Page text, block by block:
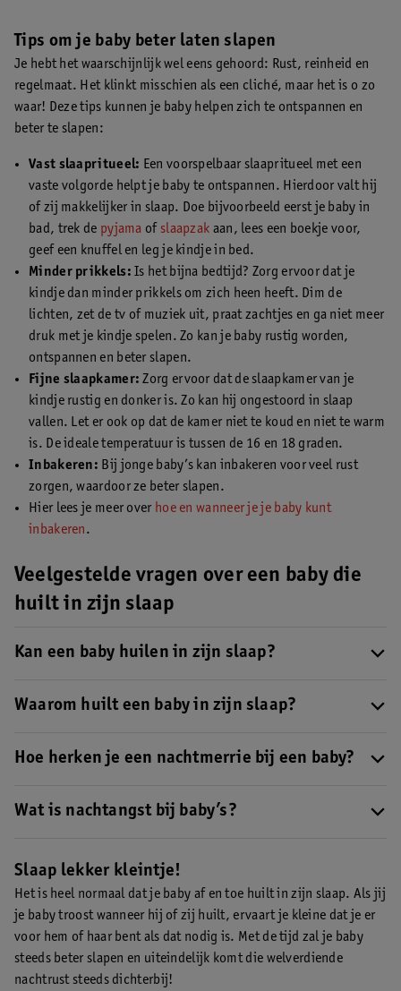
Tips om je baby beter laten slapen
Je hebt het waarschijnlijk wel eens gehoord: Rust, reinheid en
regelmaat. Het klinkt misschien als een cliché, maar het is o zo
waar! Deze tips kunnen je baby helpen zich te ontspannen en
beter te slapen:
Vast slaapritueel: Een voorspelbaar slaapritueel met een
vaste volgorde helpt je baby te ontspannen. Hierdoor valt hij
of zij makkelijker in slaap. Doe bijvoorbeeld eerst je baby in
bad, trek de pyjama of slaapzak aan, lees een boekje voor,
geef een knuffel en leg je kindje in bed.
Minder prikkels: Is het bijna bedtijd? Zorg ervoor dat je
kindje dan minder prikkels om zich heen heeft. Dim de
lichten, zet de tv of muziek uit, praat zachtjes en ga niet meer
druk met je kindje spelen. Zo kan je baby rustig worden,
ontspannen en beter slapen.
Fijne slaapkamer: Zorg ervoor dat de slaapkamer van je
kindje rustig en donker is. Zo kan hij ongestoord in slaap
vallen. Let er ook op dat de kamer niet te koud en niet te warm
is. De ideale temperatuur is tussen de 16 en 18 graden.
Inbakeren: Bij jonge baby’s kan inbakeren voor veel rust
zorgen, waardoor ze beter slapen.
Hier lees je meer over hoe en wanneer je je baby kunt
inbakeren.
Veelgestelde vragen over een baby die
huilt in zijn slaap
Kan een baby huilen in zijn slaap?
Waarom huilt een baby in zijn slaap?
huil t, zoals honger, verlatingsangst of slaapontwikkeling.
Hoe herken je een nachtmerrie bij een baby?
zijn slaap, dan heeft dat een andere oorzaak .
Wat is nachtangst bij baby’s?
zijn slaap, dan heeft dat een andere oorzaak.
Slaap lekker kleintje!
Het is heel normaal dat je baby af en toe huilt in zijn slaap. Als jij
je baby troost wanneer hij of zij huilt, ervaart je kleine dat je er
voor hem of haar bent als dat nodig is. Met de tijd zal je baby
steeds beter slapen en uiteindelijk komt die welverdiende
nachtrust steeds dichterbij!